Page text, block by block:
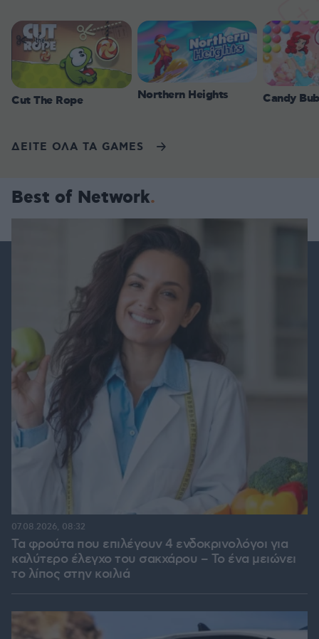
Cut The Rope Northern Heights Candy
ΔΕΙΤΕ ΟΛΑ ΤΑ GAMES
Best of Network
Τα φρούτα που επιλέγουν 4 ενδοκρινολόγοι για
καλύτερο έλεγχο του σακχάρου – Το ένα μειώνει
το λίπος στην κοιλιά
07.08.2026, 08:32